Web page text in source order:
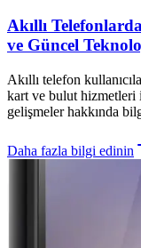
Akıllı
ve Güncel
Akıllı telefon
kart ve bulut
gelişmeler hakkında
Daha fazla bilgi edinin